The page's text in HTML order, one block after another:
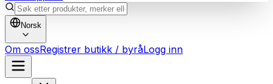
Norsk
Om ossRegistrer butikk / byråLogg inn